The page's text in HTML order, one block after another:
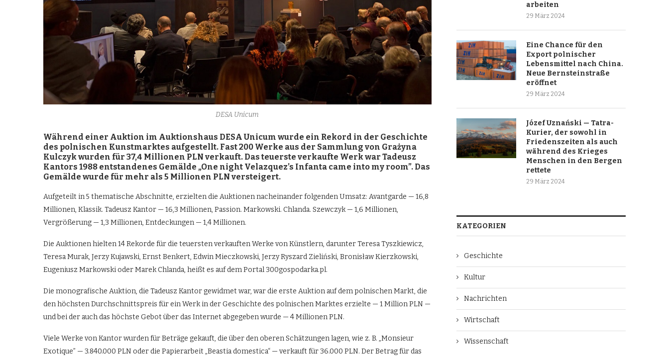
DESA Unicum
Während einer Auktion im Auktionshaus DESA Unicum wurde ein Rekord in der Geschichte
des polnischen Kunstmarktes aufgestellt. Fast 200 Werke aus der Sammlung von Grażyna
Kulczyk wurden für 37,4 Millionen PLN verkauft. Das teuerste verkaufte Werk war Tadeusz
Kantors 1988 entstandenes Gemälde „One night Velazquez’s Infanta came into my room”. Das
Gemälde wurde für mehr als 5 Millionen PLN versteigert.
Aufgeteilt in 5 thematische Abschnitte, erzielten die Auktionen nacheinander folgenden Umsatz: Avantgarde — 16,8
Millionen, Klassik. Tadeusz Kantor — 16,3 Millionen, Passion. Markowski. Chlanda. Szewczyk — 1,6 Millionen,
Vergrößerung — 1,3 Millionen, Entdeckungen — 1,4 Millionen.
Die Auktionen hielten 14 Rekorde für die teuersten verkauften Werke von Künstlern, darunter Teresa Tyszkiewicz,
Teresa Murak, Jerzy Kujawski, Ernst Benkert, Edwin Mieczkowski, Jerzy Ryszard Zieliński, Bronisław Kierzkowski,
Eugeniusz Markowski oder Marek Chlanda, heißt es auf dem Portal 300gospodarka.pl.
Die monografische Auktion, die Tadeusz Kantor gewidmet war, war die erste Auktion auf dem polnischen Markt, die
den höchsten Durchschnittspreis für ein Werk in der Geschichte des polnischen Marktes erzielte — 1 Million PLN —
und bei der auch das höchste Gebot über das Internet abgegeben wurde — 4 Millionen PLN.
Viele Werke von Kantor wurden für Beträge gekauft, die über den oberen Schätzungen lagen, wie z. B. „Monsieur
Exotique” — 3.840.000 PLN oder die Papierarbeit „Beastia domestica“ — verkauft für 36.000 PLN. Der Betrag für das
arbeiten
29 März 2024
Eine Chance für den
Export polnischer
Lebensmittel nach China.
Neue Bernsteinstraße
eröffnet
29 März 2024
Józef Uznański — Tatra-
Kurier, der sowohl in
Friedenszeiten als auch
während des Krieges
Menschen in den Bergen
rettete
29 März 2024
KATEGORIEN
Geschichte
Kultur
Nachrichten
Wirtschaft
Wissenschaft